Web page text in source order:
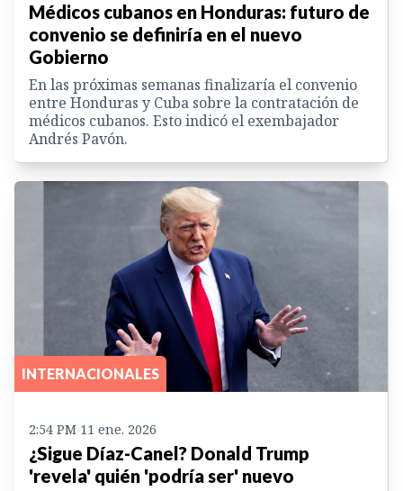
Médicos cubanos en Honduras: futuro de
convenio se definiría en el nuevo
Gobierno
En las próximas semanas finalizaría el convenio
entre Honduras y Cuba sobre la contratación de
médicos cubanos. Esto indicó el exembajador
Andrés Pavón.
INTERNACIONALES
2:54 PM 11 ene. 2026
¿Sigue Díaz-Canel? Donald Trump
'revela' quién 'podría ser' nuevo